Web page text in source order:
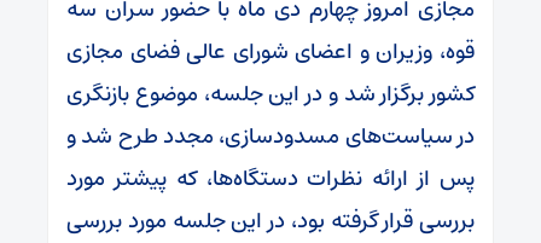
مجازی امروز چهارم دی ماه با حضور سران سه
قوه، وزیران و اعضای شورای عالی فضای مجازی
کشور برگزار شد و در این جلسه، موضوع بازنگری
در سیاست‌های مسدودسازی، مجدد طرح شد و
پس از ارائه نظرات دستگاه‌ها، که پیشتر مورد
بررسی قرار گرفته بود، در این جلسه مورد بررسی